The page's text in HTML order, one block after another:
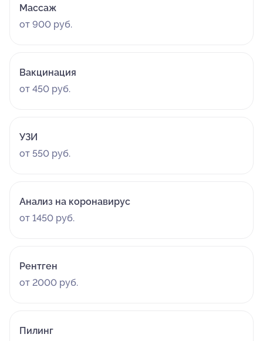
Массаж
от 900 руб.
Вакцинация
от 450 руб.
УЗИ
от 550 руб.
Анализ на коронавирус
от 1450 руб.
Рентген
от 2000 руб.
Пилинг